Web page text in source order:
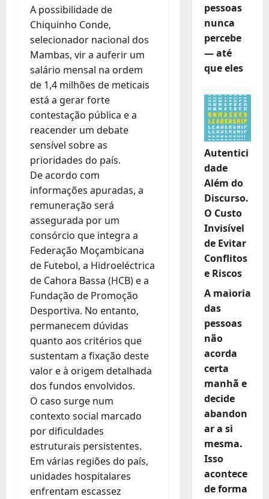
A possibilidade de
Chiquinho Conde,
selecionador nacional dos
Mambas, vir a auferir um
salário mensal na ordem
de 1,4 milhões de meticais
está a gerar forte
contestação pública e a
reacender um debate
sensível sobre as
prioridades do país.
De acordo com
informações apuradas, a
remuneração será
assegurada por um
consórcio que integra a
Federação Moçambicana
de Futebol, a Hidroeléctrica
de Cahora Bassa (HCB) e a
Fundação de Promoção
Desportiva. No entanto,
permanecem dúvidas
quanto aos critérios que
sustentam a fixação deste
valor e à origem detalhada
dos fundos envolvidos.
O caso surge num
contexto social marcado
por dificuldades
estruturais persistentes.
Em várias regiões do país,
unidades hospitalares
enfrentam escassez
pessoas
nunca
percebe
— até
que eles
Autentici
dade
Além do
Discurso.
O Custo
Invisível
de Evitar
Conflitos
e Riscos
A maioria
das
pessoas
não
acorda
certa
manhã e
decide
abandon
ar a si
mesma.
Isso
acontece
de forma